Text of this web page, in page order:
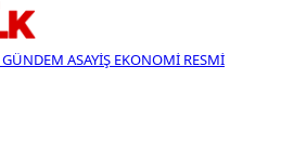
GÜNDEM ASAYİŞ EKONOMİ RESMİ